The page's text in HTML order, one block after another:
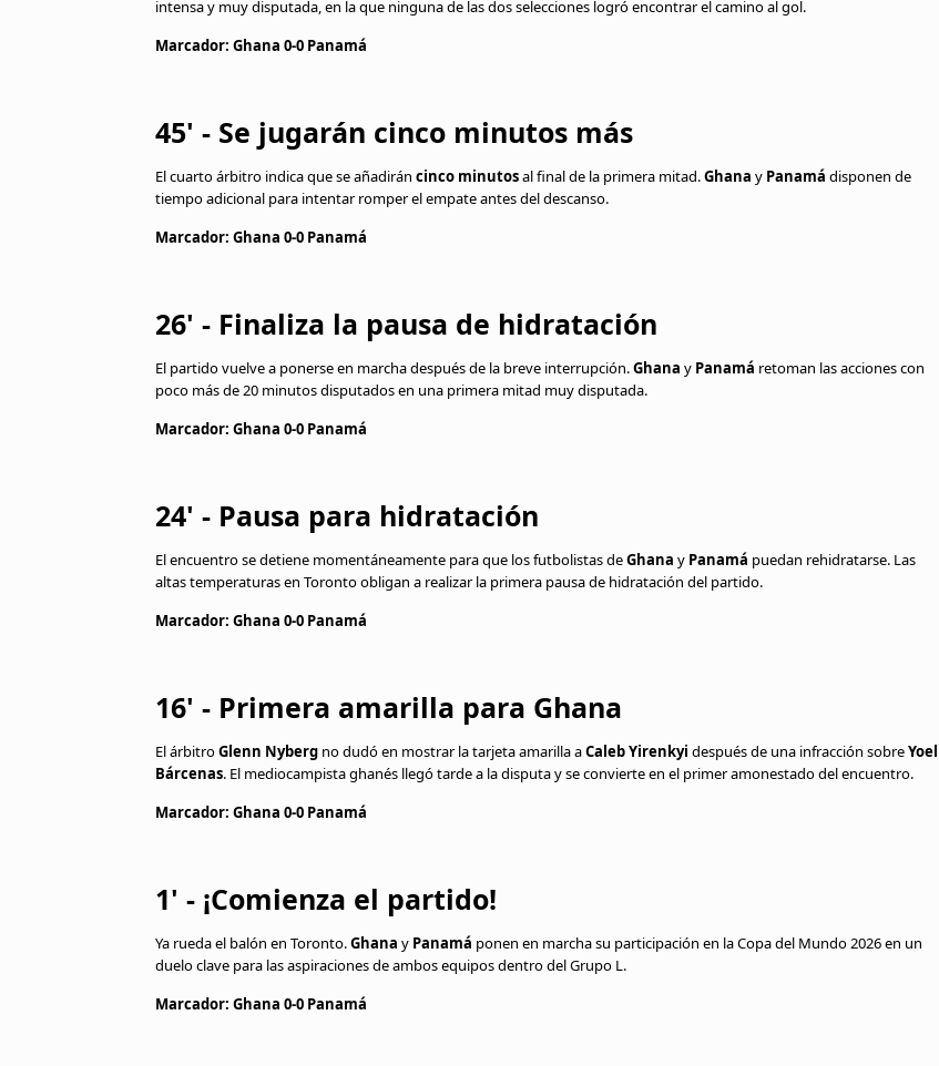
intensa y muy disputada, en la que ninguna de las dos selecciones logró encontrar el camino al gol.
Marcador: Ghana 0-0 Panamá
45' - Se jugarán cinco minutos más
El cuarto árbitro indica que se añadirán cinco minutosal final de la primera mitad.Ghana y Panamá disponen de
tiempo adicional para intentar romper el empate antes del descanso.
Marcador: Ghana 0-0 Panamá
26' - Finaliza la pausa de hidratación
El partido vuelve a ponerse en marcha después de la breve interrupción.Ghana y Panamá retoman las acciones con
poco más de 20 minutos disputados en una primera mitad muy disputada.
Marcador: Ghana 0-0 Panamá
24' - Pausa para hidratación
El encuentro se detiene momentáneamente para que los futbolistas deGhana y Panamá puedan rehidratarse. Las
altas temperaturas en Toronto obligan a realizar la primera pausa de hidratación del partido.
Marcador: Ghana 0-0 Panamá
16' - Primera amarilla para Ghana
El árbitroGlenn Nyberg no dudó en mostrar la tarjeta amarilla aCaleb Yirenkyi después de una infracción sobreYoel
Bárcenas. El mediocampista ghanés llegó tarde a la disputa y se convierte en el primer amonestado del encuentro.
Marcador: Ghana 0-0 Panamá
1' - ¡Comienza el partido!
Ya rueda el balón en Toronto.Ghana y Panamá ponen en marcha su participación en la Copa del Mundo 2026 en un
duelo clave para las aspiraciones de ambos equipos dentro del Grupo L.
Marcador: Ghana 0-0 Panamá